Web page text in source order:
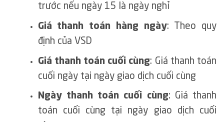
trước nếu ngày 15 là ngày nghỉ
Giá thanh toán hàng ngày: Theo quy
định của VSD
Giá thanh toán cuối cùng: Giá thanh toán
cuối ngày tại ngày giao dịch cuối cùng
Ngày thanh toán cuối cùng: Giá thanh
toán cuối cùng tại ngày giao dịch cuối